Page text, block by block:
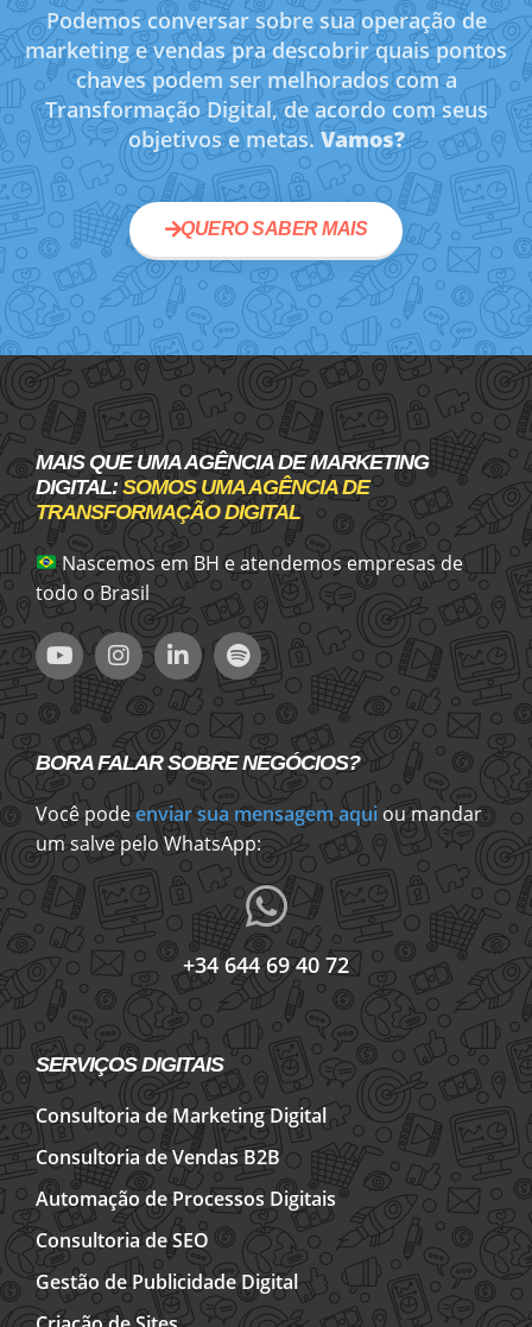
Podemos conversar sobre sua operação de
marketing e vendas pra descobrir quais pontos
chaves podem ser melhorados com a
Transformação Digital, de acordo com seus
objetivos e metas.Vamos?
QUERO SABER MAIS
MAIS QUE UMA AGÊNCIA DE MARKETING
DIGITAL:SOMOS UMA AGÊNCIA DE
TRANSFORMAÇÃO DIGITAL
Nascemos em BH e atendemos empresas de
todo o Brasil
BORA FALAR SOBRE NEGÓCIOS?
Você podeenviar sua mensagem aqui ou mandar
um salve pelo WhatsApp:
+34 644 69 40 72
SERVIÇOS DIGITAIS
Consultoria de Marketing Digital
Consultoria de Vendas B2B
Automação de Processos Digitais
Consultoria de SEO
Gestão de Publicidade Digital